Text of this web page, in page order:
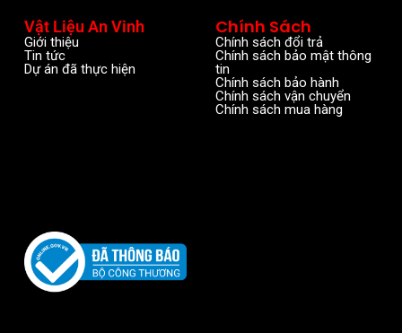
Vật Liệu An Vinh
Giới thiệu
Tin tức
Dự án đã thực hiện
Chính Sách
Chính sách đổi trả
Chính sách bảo mật thông
tin
Chính sách bảo hành
Chính sách vận chuyển
Chính sách mua hàng